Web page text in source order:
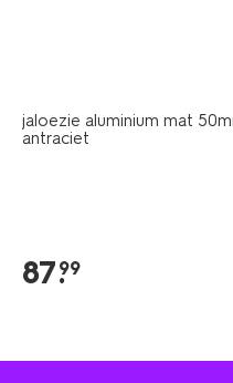
jaloezie aluminium mat
antraciet
87.
99